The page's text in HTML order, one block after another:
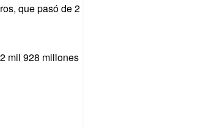
que pasó de 2
mil 928 millones